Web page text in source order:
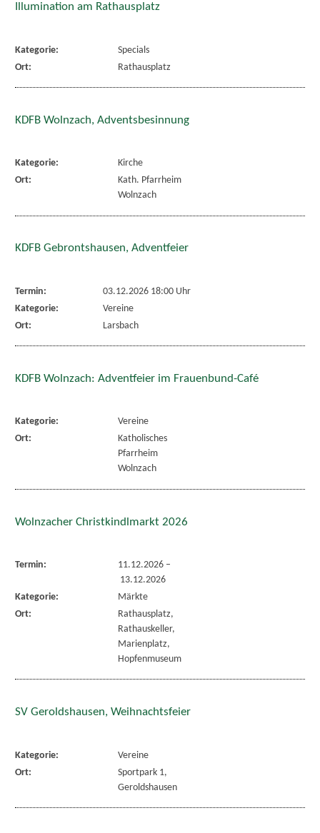
Illumination am Rathausplatz
Kategorie:
Specials
Ort:
Rathausplatz
KDFB Wolnzach, Adventsbesinnung
Kategorie:
Kirche
Ort:
Kath. Pfarrheim
Wolnzach
KDFB Gebrontshausen, Adventfeier
Termin:
03.12.2026 18:00 Uhr
Kategorie:
Vereine
Ort:
Larsbach
KDFB Wolnzach: Adventfeier im Frauenbund-Café
Kategorie:
Vereine
Ort:
Katholisches
Pfarrheim
Wolnzach
Wolnzacher Christkindlmarkt 2026
Termin: 11.12.2026–
13.12.2026
Kategorie:
Märkte
Ort:
Rathausplatz,
Rathauskeller,
Marienplatz,
Hopfenmuseum
SV Geroldshausen, Weihnachtsfeier
Kategorie:
Vereine
Ort:
Sportpark 1,
Geroldshausen